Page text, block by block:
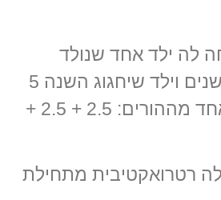
לה ילד אחד שנולד
השנה, ילד בן 3 שנים וילד שיחגוג השנה 5
שנים, יקבל כל אחד מההורים: 2.5 + 2.5 +
רטרואקטיבית מתחילת